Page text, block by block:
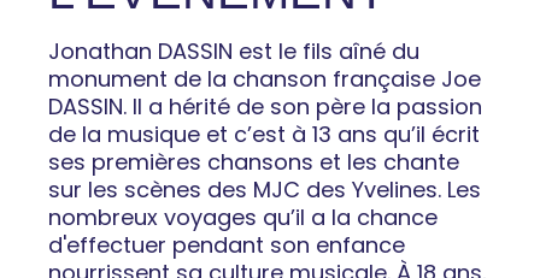
Jonathan DASSIN est le fils aîné du
monument de la chanson française Joe
DASSIN. Il a hérité de son père la passion
de la musique et c’est à 13 ans qu’il écrit
ses premières chansons et les chante
sur les scènes des MJC des Yvelines. Les
nombreux voyages qu’il a la chance
d'effectuer pendant son enfance